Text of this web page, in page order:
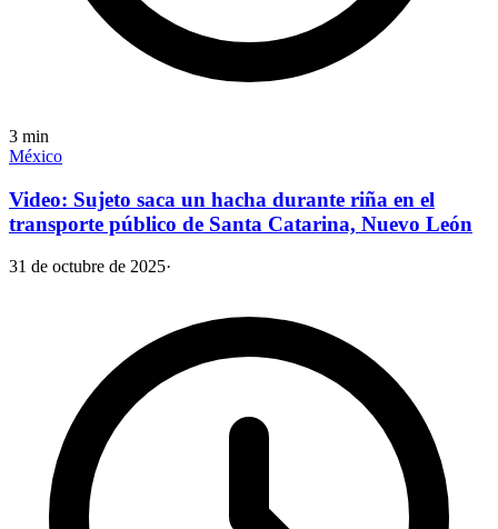
3 min
México
Video: Sujeto saca un hacha durante riña en el
transporte público de Santa Catarina, Nuevo León
31 de octubre de 2025·